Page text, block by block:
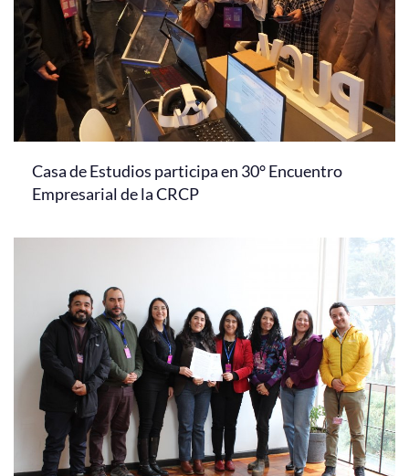
Casa de Estudios participa en 30° Encuentro
Empresarial de la CRCP